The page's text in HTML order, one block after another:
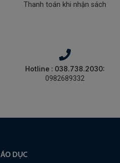
Thanh toán khi nhận sách
Hotline : 038.738.2030:
0982689332